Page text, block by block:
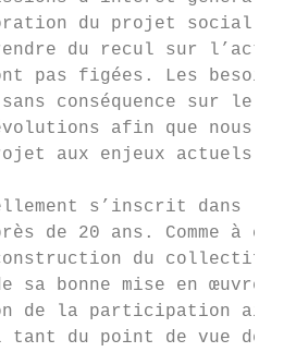
du projet social
du recul sur
pas figées. Les
conséquence sur le
afin que nous
aux enjeux actuels.
s’inscrit dans la
de 20 ans. Comme à
du collectif
sa bonne mise en œuvre.
de la participation
tant du point de vue des